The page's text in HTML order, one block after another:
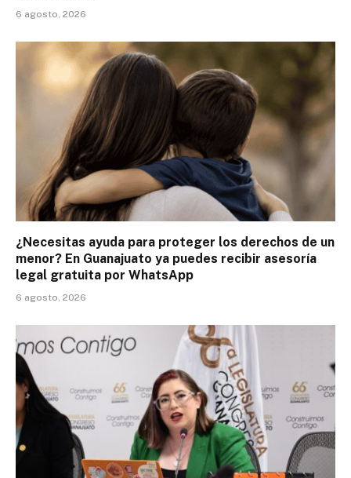
6 agosto, 2026
¿Necesitas ayuda para proteger los derechos de un
menor? En Guanajuato ya puedes recibir asesoría
legal gratuita por WhatsApp
6 agosto, 2026